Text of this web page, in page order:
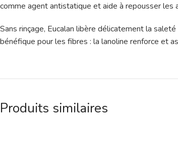
comme agent antistatique et aide à repousser les
Sans rinçage, Eucalan libère délicatement la
bénéfique pour les fibres : la lanoline renforce et
Produits similaires